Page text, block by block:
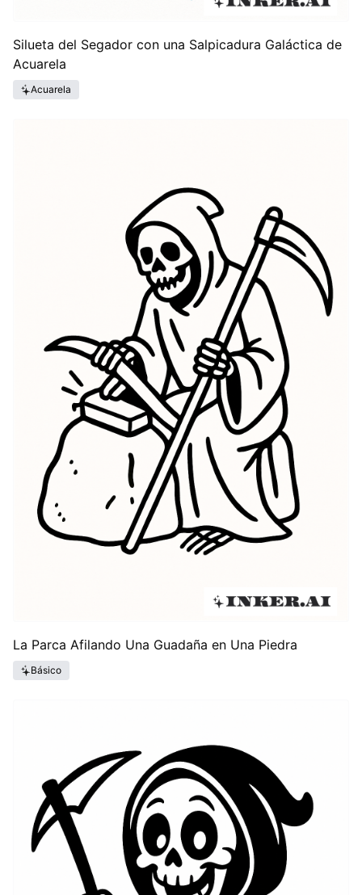
Silueta del Segador con una Salpicadura Galáctica de
Acuarela
Acuarela
La Parca Afilando Una Guadaña en Una Piedra
Básico